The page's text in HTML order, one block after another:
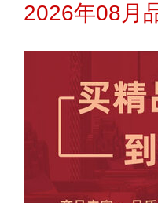
2026年08月